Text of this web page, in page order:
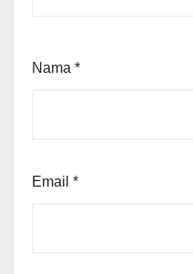
Nama *
Email *